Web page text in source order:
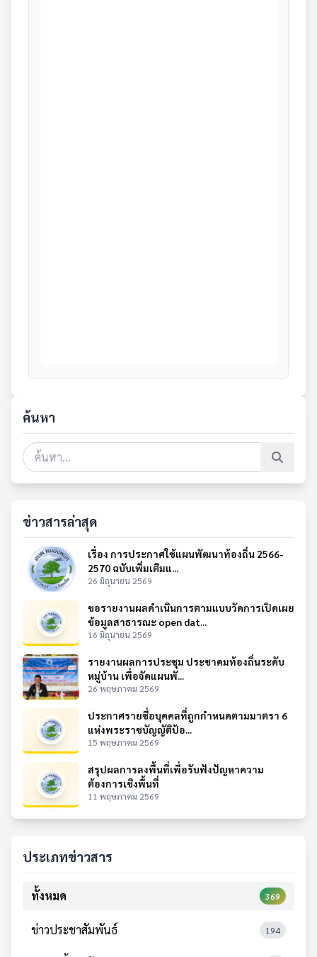
ค้นหา
ข่าวสารล่าสุด
เรื่อง การประกาศใช้แผนพัฒนาท้องถิ่น 2566-
2570 ฉบับเพิ่มเติมแ...
26 มิถุนายน 2569
ขอรายงานผลดำเนินการตามแบบวัดการเปิดเผย
ข้อมูลสาธารณะ open dat...
16 มิถุนายน 2569
รายงานผลการประชุม ประชาคมท้องถิ่นระดับ
หมู่บ้าน เพื่อจัดแผนพั...
26 พฤษภาคม 2569
ประกาศรายชื่อบุคคลที่ถูกกำหนดตามมาตรา 6
แห่งพระราชบัญญัติป้อ...
15 พฤษภาคม 2569
สรุปผลการลงพื้นที่เพื่อรับฟังปัญหาความ
ต้องการเชิงพื้นที่
11 พฤษภาคม 2569
ประเภทข่าวสาร
ทั้งหมด 369
ข่าวประชาสัมพันธ์ 194